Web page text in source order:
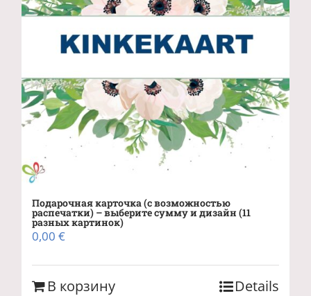
Подарочная карточка (с возможностью
распечатки) – выберите сумму и дизайн (11
разных картинок)
0,00 €
В корзину Details